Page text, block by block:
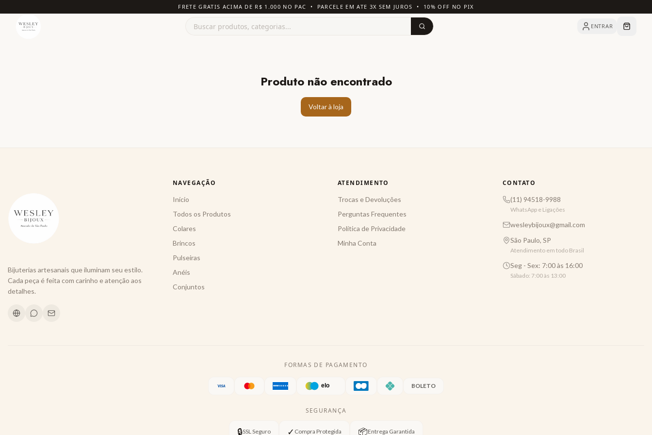
FRETE GRATIS ACIMA DE R$ 1.000 NO PAC • PARCELE EM ATE 3X SEM JUROS • 10% OFF NO PIX
ENTRAR
Produto não encontrado
Voltar à loja
Bijuterias artesanais que iluminam seu estilo.
Cada peça é feita com carinho e atenção aos
detalhes.
NAVEGAÇÃO
Início
Todos os Produtos
Colares
Brincos
Pulseiras
Anéis
Conjuntos
ATENDIMENTO
Trocas e Devoluções
Perguntas Frequentes
Política de Privacidade
Minha Conta
CONTATO
(11) 94518-9988
WhatsApp e Ligações
wesleybijoux@gmail.com
São Paulo, SP
Atendimento em todo Brasil
Seg - Sex: 7:00 às 16:00
Sábado: 7:00 às 13:00
FORMAS DE PAGAMENTO
BOLETO
SEGURANÇA
🔒SSL Seguro ✓ Compra Protegida 📦Entrega Garantida